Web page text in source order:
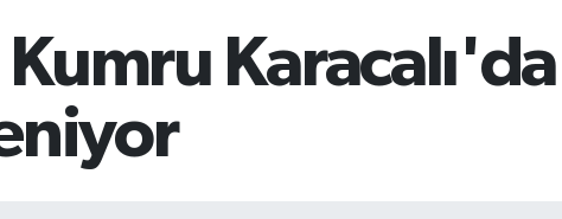
Karacalı'da